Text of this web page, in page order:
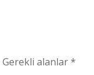
Gerekli alanlar*